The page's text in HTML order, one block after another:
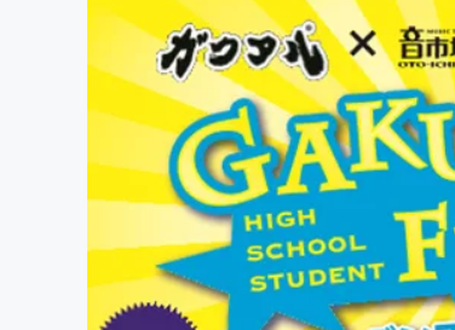
アート・写真
テクノロジー・ガジェット
映像・映画
ビジネス・起業
まちづくり・地域活性化